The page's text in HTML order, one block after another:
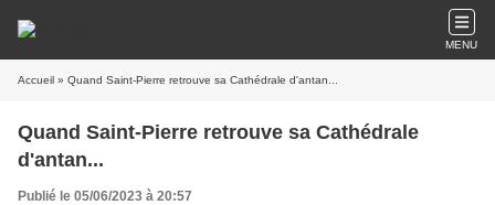
MENU
Accueil » Quand Saint-Pierre retrouve sa Cathédrale d'antan...
Quand Saint-Pierre retrouve sa Cathédrale
d'antan...
Publié le 05/06/2023 à 20:57